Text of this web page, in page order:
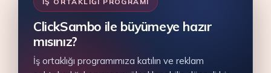
ClickSambo ile büyümeye hazır
mısınız?
İş ortaklığı programımıza katılın ve reklam